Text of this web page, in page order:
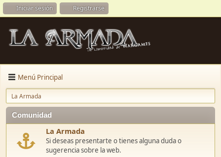
Iniciar sesión Registrarse
Menú Principal
La Armada
Comunidad
La Armada
Si deseas presentarte o tienes alguna duda o
sugerencia sobre la web.